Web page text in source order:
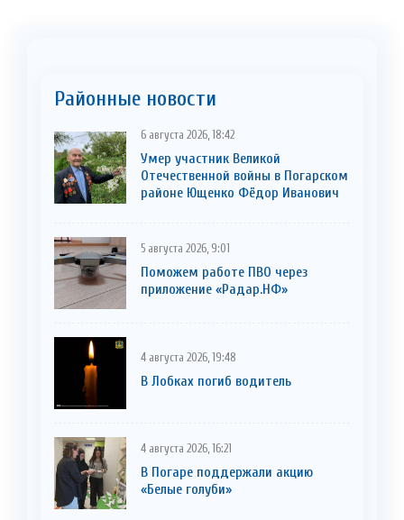
Районные новости
6 августа 2026, 18:42
Умер участник Великой
Отечественной войны в Погарском
районе Ющенко Фёдор Иванович
5 августа 2026, 9:01
Поможем работе ПВО через
приложение «Радар.НФ»
4 августа 2026, 19:48
В Лобках погиб водитель
4 августа 2026, 16:21
В Погаре поддержали акцию
«Белые голуби»